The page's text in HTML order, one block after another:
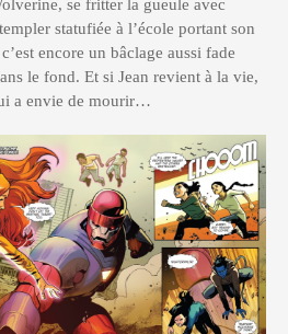
se fritter la gueule avec
statufiée à l’école portant son
encore un bâclage aussi fade
le fond. Et si Jean revient à la vie,
a envie de mourir…